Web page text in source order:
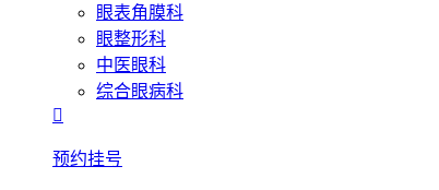
眼表角膜科
眼整形科
中医眼科
综合眼病科

预约挂号